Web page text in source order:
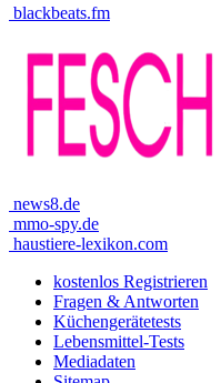
blackbeats.fm
news8.de
mmo-spy.de
haustiere-lexikon.com
kostenlos Registrieren
Fragen & Antworten
Küchengerätetests
Lebensmittel-Tests
Mediadaten